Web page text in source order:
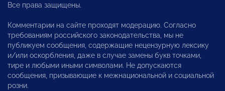
Все права защищены.
Комментарии на сайте проходят модерацию. Согласно
требованиям российского законодательства, мы не
публикуем сообщения, содержащие нецензурную лексику
и/или оскорбления, даже в случае замены букв точками,
тире и любыми иными символами. Не допускаются
сообщения, призывающие к межнациональной и социальной
розни.